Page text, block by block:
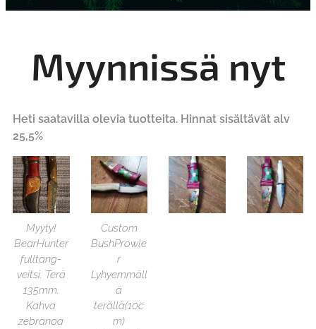
Myynnissä nyt
Heti saatavilla olevia tuotteita. Hinnat sisältävät alv
25,5%
Myyty!
BearHunter
fulltang-
veitsi. Terä
135mm.
Kahva
zebranoa
Custom
BushProwle
r
Lyhyemmäll
ä
terällä(10c
m)